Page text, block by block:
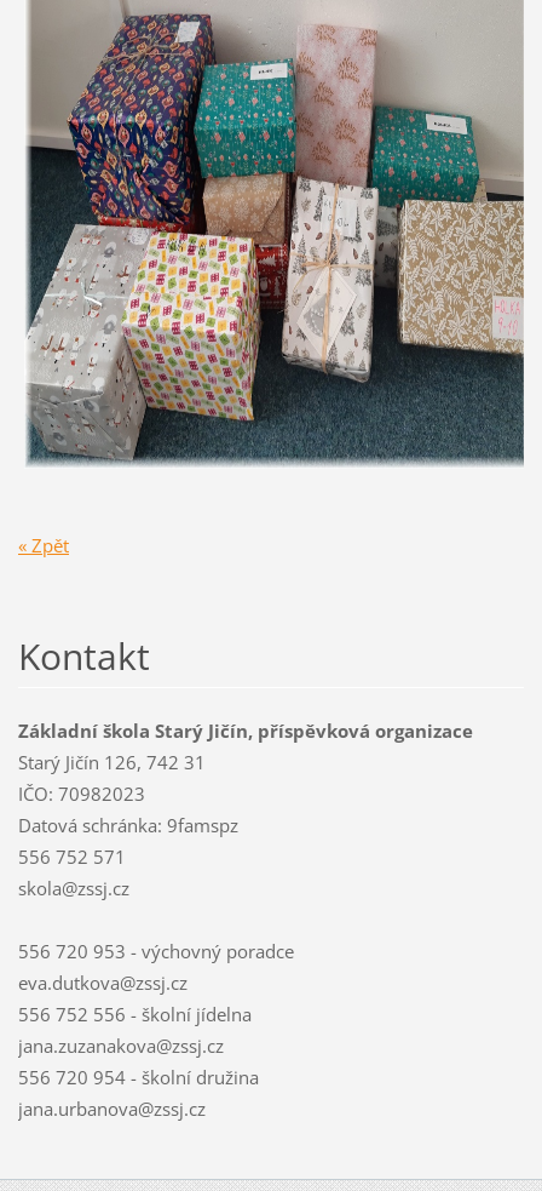
« Zpět
Kontakt
Základní škola Starý Jičín, příspěvková organizace
Starý Jičín 126, 742 31
IČO: 70982023
Datová schránka: 9famspz
556 752 571
skola@zssj.cz
556 720 953 - výchovný poradce
eva.dutkova@zssj.cz
556 752 556 - školní jídelna
jana.zuzanakova@zssj.cz
556 720 954 - školní družina
jana.urbanova@zssj.cz